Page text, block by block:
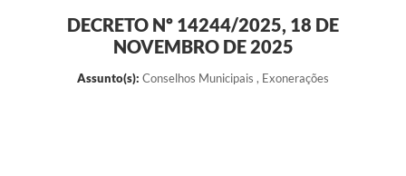
DECRETO Nº 14244/2025, 18 DE
NOVEMBRO DE 2025
Assunto(s): Conselhos Municipais , Exonerações